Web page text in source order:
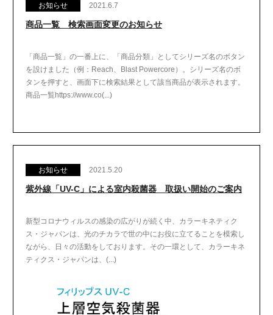
お知らせ 2021.6.7
商品一覧 検索画面変更のお知らせ
「商品一覧」の一番上に、「商品分類」としてシリーズ名のボタン
を設けました（例：Reach、Blast Powercore）。シリーズ名のボ
タンを押すと、画面下に検索結果として該当商品が表示されます。
商品一覧https://www.co(...)
お知らせ 2021.5.20
紫外線「UV-C」による室内殺菌器 取扱い開始のご案内
新型コロナウィルスの感染の広がりが続く中、カラーキネティク
ス・ジャパンは、光のチカラで世の中にお役に立てることを模索し
ながら、日々の活動をしております。その一環として、カラーキネ
ティクス・ジャパンは、(...)